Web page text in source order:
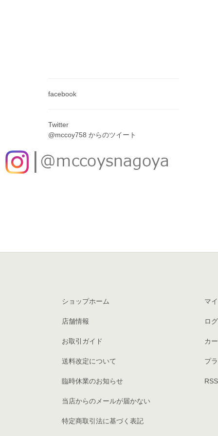
facebook
Twitter
@mccoy758 からのツイート
ショップホーム
店舗情報
お取引ガイド
送料改定について
臨時休業のお知らせ
当店からのメールが届かない
特定商取引法に基づく表記
マ
ロ
カ
プ
RSS